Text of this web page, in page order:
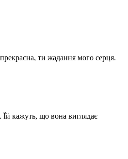
ти жадання мого серця.
кажуть, що вона виглядає